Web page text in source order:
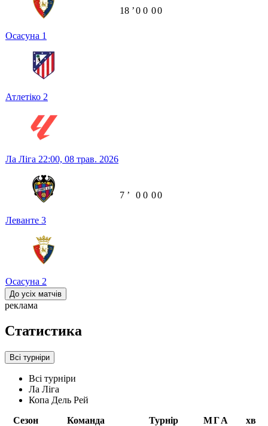
Осасуна 1
Атлетіко 2
18 ʼ0 0 00
Ла Ліга 22:00, 08 трав. 2026
Леванте 3
Осасуна 2
7 ʼ 0 0 00
До усіх матчів
реклама
Статистика
Всі турніри
Всі турніри
Ла Ліга
Копа Дель Рей
Сезон
Команда Турнір МГА хв